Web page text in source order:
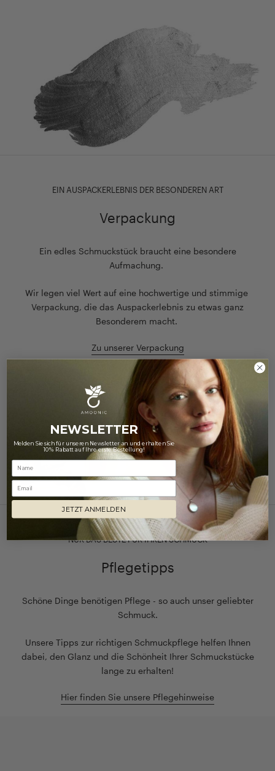
EIN AUSPACKERLEBNIS DER BESONDEREN ART
Verpackung
Ein edles Schmuckstück braucht eine besondere
Aufmachung.
Wir legen viel Wert auf eine hochwertige und stimmige
Verpackung, die das Auspackerlebnis zu etwas ganz
Besonderem macht.
Zu unserer Verpackung
NUR DAS BESTE FÜR IHREN SCHMUCK
Pflegetipps
Schöne Dinge benötigen Pflege - so auch unser geliebter
Schmuck.
Unsere Tipps zur richtigen Schmuckpflege helfen Ihnen
dabei, den Glanz und die Schönheit Ihrer Schmuckstücke
lange zu erhalten!
Hier finden Sie unsere Pflegehinweise
NEWSLETTER
Melden Sie sich für unseren Newsletter an und erhalten Sie
10% Rabatt auf Ihre erste Bestellung!
Email
JETZT ANMELDEN